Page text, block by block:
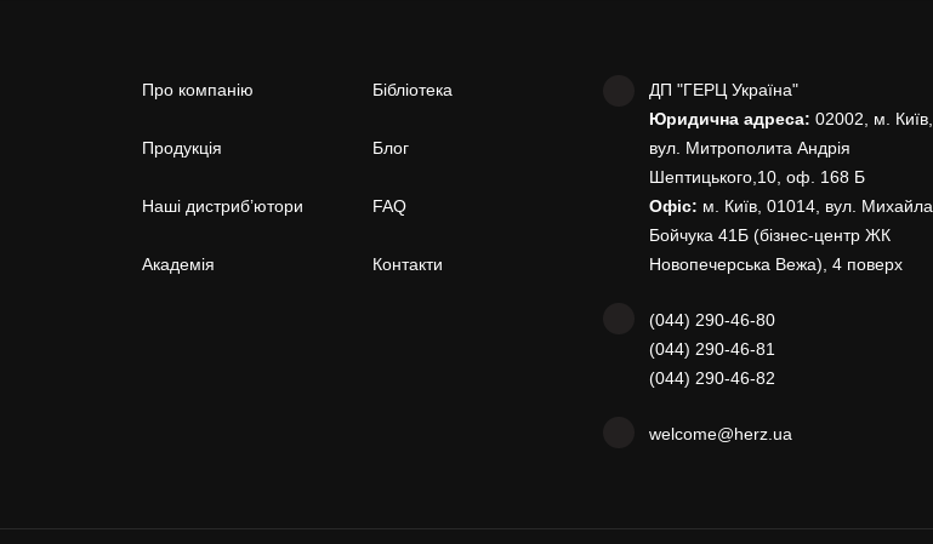
Про компанію
Продукція
Наші дистриб’ютори
Академія
Бібліотека
Блог
FAQ
Контакти
ДП "ГЕРЦ Україна"
Юридична адреса: 02002, м. Київ,
вул. Митрополита Андрія
Шептицького,10, оф. 168 Б
Офіс: м. Київ, 01014, вул. Михайла
Бойчука 41Б (бізнес-центр ЖК
Новопечерська Вежа), 4 поверх
(044) 290-46-80
(044) 290-46-81
(044) 290-46-82
welcome@herz.ua